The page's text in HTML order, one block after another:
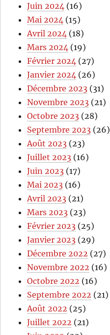
Juin 2024 (16)
Mai 2024 (15)
Avril 2024 (18)
Mars 2024 (19)
Février 2024 (27)
Janvier 2024 (26)
Décembre 2023 (31)
Novembre 2023 (21)
Octobre 2023 (28)
Septembre 2023 (26)
Août 2023 (23)
Juillet 2023 (16)
Juin 2023 (17)
Mai 2023 (16)
Avril 2023 (21)
Mars 2023 (23)
Février 2023 (25)
Janvier 2023 (29)
Décembre 2022 (27)
Novembre 2022 (16)
Octobre 2022 (16)
Septembre 2022 (21)
Août 2022 (25)
Juillet 2022 (21)